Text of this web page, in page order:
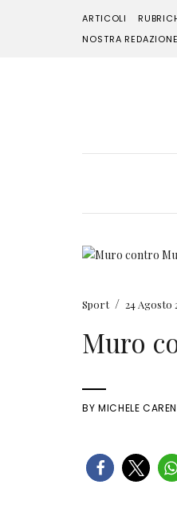
ARTICOLI
NOSTRA REDAZIONE
Sport / 24 Agosto
Muro
BYMICHELE